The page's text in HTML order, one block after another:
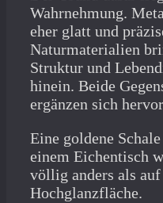
Wahrnehmung.
eher glatt und
Naturmaterialien
Struktur und
hinein. Beide
ergänzen sich
Eine goldene
einem Eichentisch
völlig anders als
Hochglanzfläche.